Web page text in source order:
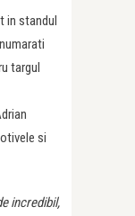
in standul
targul
si
incredibil,